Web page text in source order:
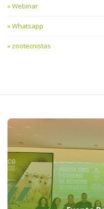
Webinar
Whatsapp
zootecnistas